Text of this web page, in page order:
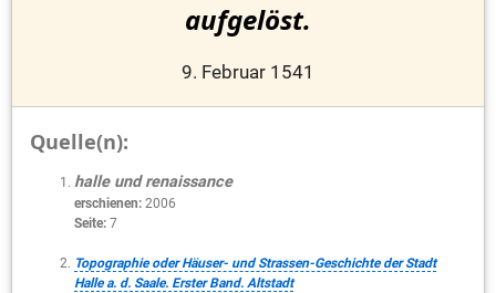
aufgelöst.
9. Februar 1541
Quelle(n):
halle und renaissance
erschienen: 2006
Seite: 7
Topographie oder Häuser- und Strassen-Geschichte der Stadt
Halle a. d. Saale. Erster Band. Altstadt